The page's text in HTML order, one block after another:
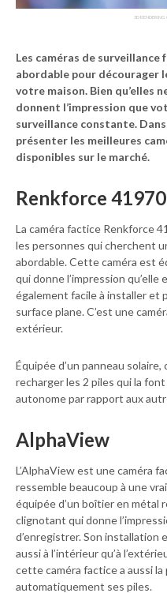
3D
Les caméras de
abordable pour décourager
votre maison. Bien qu’elles
donnent l’impression que
surveillance constante.
présenter les meilleures
disponibles sur le marché.
Renkforce
La caméra factice Renkforce
les personnes qui cherchent
abordable. Cette caméra est
qui donne l’impression
également facile à installer et
surface plane. C’est une
extérieur.
Équipée d’un panneau
recharger les 2 piles qui la
autonome par rapport aux
AlphaView
L’AlphaView est une caméra
ressemble beaucoup à une
équipée d’un boîtier en métal
clignotant qui donne
d’enregistrer. Son
aussi à l’intérieur qu’à
cette caméra factice a aussi
automatiquement ses piles.